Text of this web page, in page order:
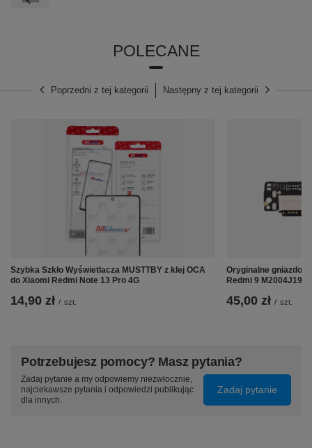
⚙️ Specyfikacja:
Typ wyświetlacza:
Kolor:Czarny
Gęstość pikseli:
Wielkość wyświetlacza:
Rozdzielczość:
Ekran wielodotykowy
POLECANE
Poprzedni z tej kategorii Następny z tej kategorii
Szybka Szkło Wyświetlacza MUSTTBY z klej OCA
do Xiaomi Redmi Note 13 Pro 4G
14,90 zł / szt.
Oryginalne gniazdo
Redmi 9 M2004J19G
45,00 zł / szt.
Potrzebujesz pomocy? Masz pytania?
Zadaj pytanie a my odpowiemy niezwłocznie,
najciekawsze pytania i odpowiedzi publikując
dla innych.
Zadaj pytanie